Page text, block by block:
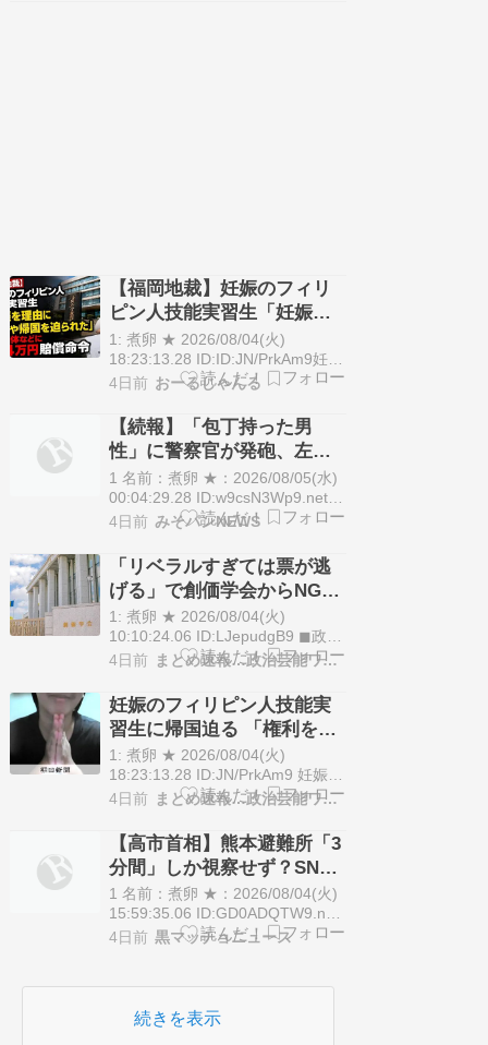
【福岡地裁】妊娠のフィリ
ピン人技能実習生「妊娠を
理由に退職や帰国を迫られ
た」監理団体などに314万円
賠償命令
1: 煮卵 ★ 2026/08/04(火)
18:23:13.28 ID:ID:JN/PrkAm9妊娠
を理由に退職や帰国を迫ったのは
元技能実習生の女性が、仲介した
大分県の監理団体や福岡県の実習
先を相手に約620万円の損害賠償
などを求めた訴訟の判決が4…
4日前 おーるじゃんる
【続報】「包丁持った男
性」に警察官が発砲、左胸
に銃弾が命中し男性は死亡
大阪・河内長野
1 名前：煮卵 ★：2026/08/05(水)
00:04:29.28 ID:w9csN3Wp9.net 4
日午後7時ごろ、大阪府河内長野
男性が暴れている」と110番があ
った。駆けつけた大阪府警の警察
官が拳銃を発砲し、男性に銃弾が
命中。 男性はその…
4日前 みそパンNEWS
「リベラルすぎては票が逃
げる」で創価学会からNG指
令 中道改革への合流問題は
一筋縄ではいかず
1: 煮卵 ★ 2026/08/04(火)
10:10:24.06 ID:LJepudgB9 ◼政策
面での一致が最大の課題 中道改革
当たって合流を協議中で8月末ま
でに結論を出したい意向だとい
[…] The post 「リベラルすぎては
票が逃げる」で…
4日前 まとめ速報…政治芸能ワンダーランド
妊娠のフィリピン人技能実
習生に帰国迫る 「権利を侵
害」監理団体などに314万円
賠償命令 福岡地裁
1: 煮卵 ★ 2026/08/04(火)
18:23:13.28 ID:JN/PrkAm9 妊娠を
理由に退職や帰国を迫ったのは違
技能実習生の女性が、仲介した大
分県の監理団体や福岡県の実習
[…] The post 妊娠のフィリピン人
技能実習生に帰国…
4日前 まとめ速報…政治芸能ワンダーランド
【高市首相】熊本避難所「3
分間」しか視察せず？SNS
拡散 内閣広報官「51分間」
だと否定
1 名前：煮卵 ★：2026/08/04(火)
15:59:35.06 ID:GD0ADQTW9.net
高市早苗首相は2026年8月3日、最
難所となっている氷川中学校を訪
問したことを巡り、SNS上では、
高市氏がわずか…
4日前 黒マッチョニュース
続きを表示